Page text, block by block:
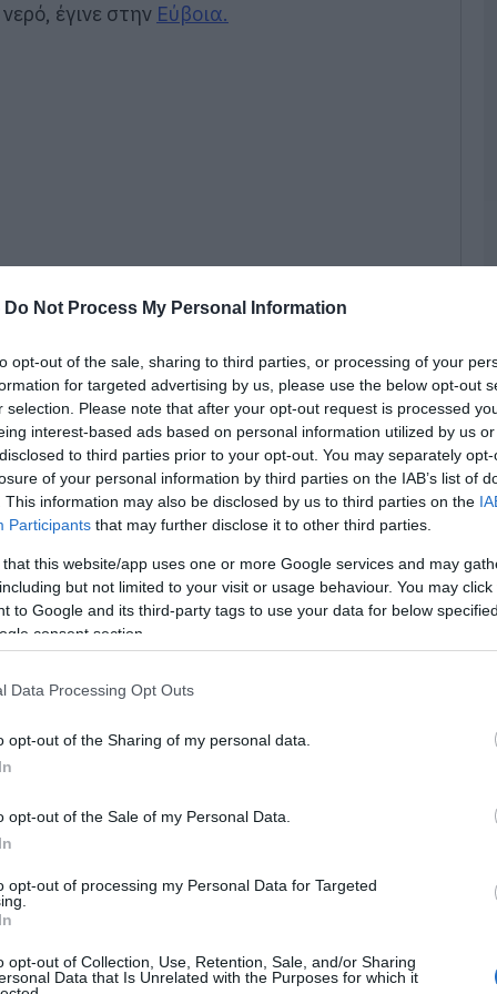
Do Not Process My Personal Information
opt-out of the sale, sharing to third parties, or processing of your
for targeted advertising by us, please use the below opt-out
selection. Please note that after your opt-out request is processed
interest-based ads based on personal information utilized by us
to third parties prior to your opt-out. You may separately
of your personal information by third parties on the IAB’s list of
This information may also be disclosed by us to third parties on the
Participants that may further disclose it to other third parties.
that this website/app uses one or more Google services and may
but not limited to your visit or usage behaviour. You may
to Google and its third-party tags to use your data for below
consent section.
Data Processing Opt Outs
opt-out of the Sharing of my personal data.
opt-out of the Sale of my Personal Data.
opt-out of processing my Personal Data for Targeted
opt-out of Collection, Use, Retention, Sale, and/or Sharing
Data that Is Unrelated with the Purposes for which it
έγινε στην Εύβοια.
έληξε με ασφάλεια σημειώθηκε λίγη ώρα
Χαλκίδας.
κατακλύσει τις δύο πλευρές του
που βρεγμένη έστεκε κάτω από την
πέσει στη θάλασσα και κατάφερε
ακριβώς δίπλα από την γέφυρα.
ζητώντας βοήθεια και κατόπιν
Φλουρή, ξεκίνησε η επιχείρηση
με το σκάφος της, και συνοδεία σκάφους
και την έπιασε με την απόχη.